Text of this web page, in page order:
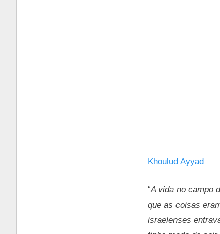
Khoulud Ayyad
“A vida no campo
que as coisas
israelenses